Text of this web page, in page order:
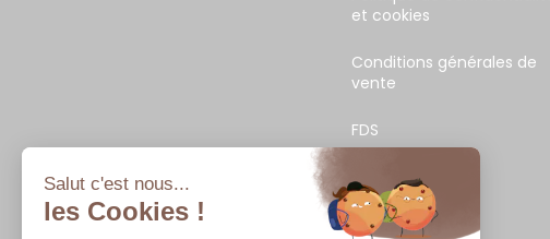
et cookies
Conditions générales de
vente
FDS